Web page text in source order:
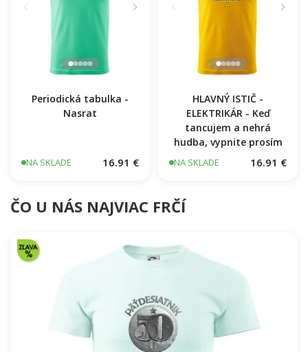
Periodická tabulka -
Nasrat
NA SKLADE 16.91 €
HLAVNÝ ISTIČ -
ELEKTRIKÁR - Keď
tancujem a nehrá
hudba, vypnite prosím
NA SKLADE 16.91 €
ČO U NÁS NAJVIAC FRČÍ